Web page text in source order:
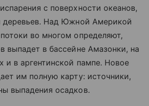
с поверхности океанов,
деревьев. Над Южной Америкой
во многом определяют,
выпадет в бассейне Амазонки, на
и в аргентинской пампе. Новое
им полную карту: источники,
выпадения осадков.